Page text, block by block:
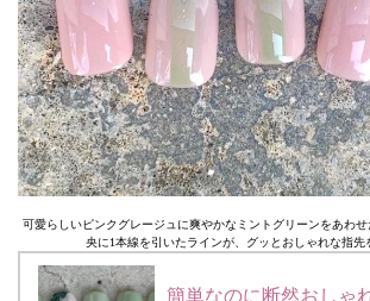
可愛らしいピンクグレージュに爽やかなミントグリーンをあわ
央に1本線を引いたラインが、グッとおしゃれな指先
簡単なのに断然おしゃ